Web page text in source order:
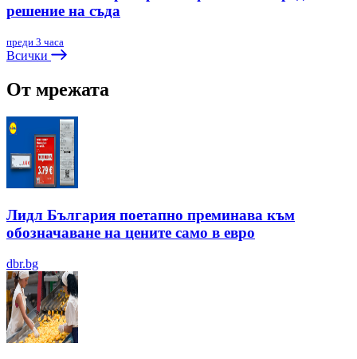
решение на съда
преди 3 часа
Всички
От мрежата
Лидл България поетапно преминава към
обозначаване на цените само в евро
dbr.bg